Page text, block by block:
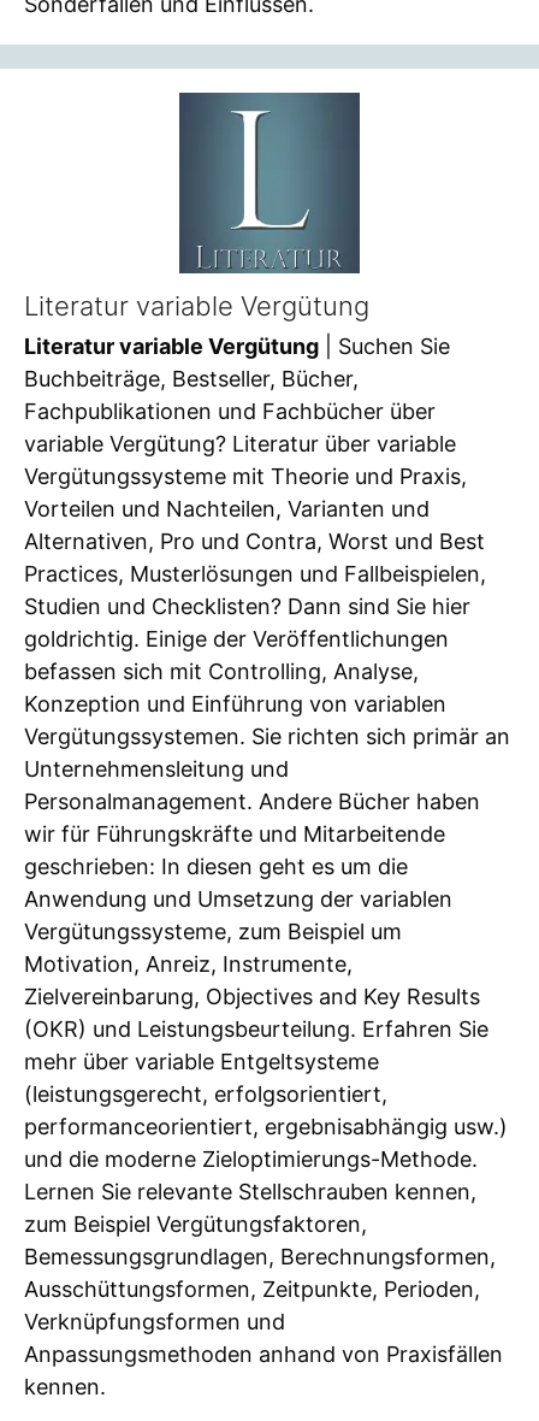
Literatur variable Vergütung
Literatur variable Vergütung | Suchen Sie
Buchbeiträge, Bestseller, Bücher,
Fachpublikationen und Fachbücher über
variable Vergütung? Literatur über variable
Vergütungssysteme mit Theorie und Praxis,
Vorteilen und Nachteilen, Varianten und
Alternativen, Pro und Contra, Worst und Best
Practices, Musterlösungen und Fallbeispielen,
Studien und Checklisten? Dann sind Sie hier
goldrichtig. Einige der Veröffentlichungen
befassen sich mit Controlling, Analyse,
Konzeption und Einführung von variablen
Vergütungssystemen. Sie richten sich primär an
Unternehmensleitung und
Personalmanagement. Andere Bücher haben
wir für Führungskräfte und Mitarbeitende
geschrieben: In diesen geht es um die
Anwendung und Umsetzung der variablen
Vergütungssysteme, zum Beispiel um
Motivation, Anreiz, Instrumente,
Zielvereinbarung, Objectives and Key Results
(OKR) und Leistungsbeurteilung. Erfahren Sie
mehr über variable Entgeltsysteme
(leistungsgerecht, erfolgsorientiert,
performanceorientiert, ergebnisabhängig usw.)
und die moderne Zieloptimierungs-Methode.
Lernen Sie relevante Stellschrauben kennen,
zum Beispiel Vergütungsfaktoren,
Bemessungsgrundlagen, Berechnungsformen,
Ausschüttungsformen, Zeitpunkte, Perioden,
Verknüpfungsformen und
Anpassungsmethoden anhand von Praxisfällen
kennen.